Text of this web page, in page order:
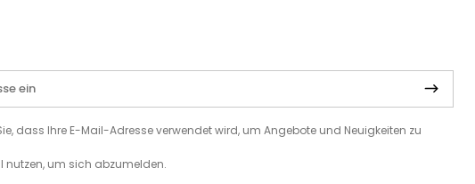
dass Ihre E-Mail-Adresse verwendet wird, um Angebote und Neuigkeiten zu
nutzen, um sich abzumelden.